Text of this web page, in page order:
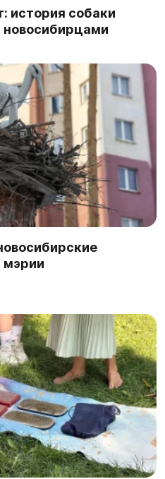
история собаки
новосибирцами
мэрии